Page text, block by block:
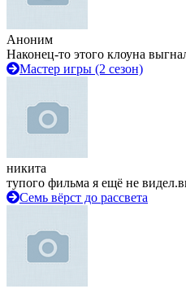
Аноним
Наконец-то этого клоуна
Мастер игры (2 сезон)
никита
тупого фильма я ещё не
Семь вёрст до рассвета